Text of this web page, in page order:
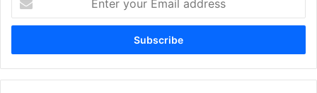
your
Email